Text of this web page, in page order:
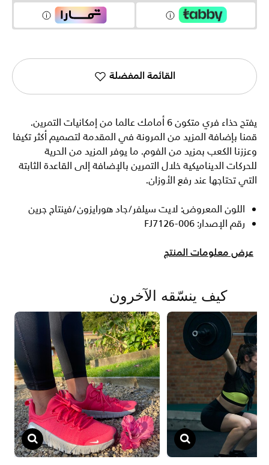
القائمة المفضلة
يفتح حذاء فري متكون 6 أمامك عالما من إمكانيات التمرين.
قمنا بإضافة المزيد من المرونة في المقدمة لتصميم أكثر تكيفا
وعززنا الكعب بمزيد من الفوم. ما يوفر المزيد من الحرية
للحركات الديناميكية خلال التمرين بالإضافة إلى القاعدة الثابتة
التي تحتاجها عند رفع الأوزان.
اللون المعروض: لايت سيلفر/جاد هورايزون/فينتاج جرين
رقم الإصدار: FJ7126-006
عرض معلومات المنتج